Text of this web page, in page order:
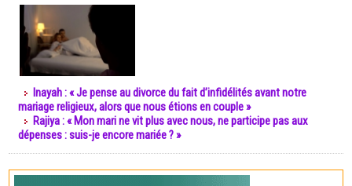
Inayah : « Je pense au divorce du fait d’infidélités avant notre
mariage religieux, alors que nous étions en couple »
Rajiya : « Mon mari ne vit plus avec nous, ne participe pas aux
dépenses : suis-je encore mariée ? »